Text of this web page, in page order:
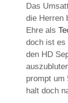
Das
die Herren
Ehre als
doch ist es
den HD
prompt um
halt doch